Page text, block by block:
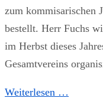
zum kommisarischen
bestellt. Herr Fuchs
im Herbst dieses
Gesamtvereins
Weiterlesen …